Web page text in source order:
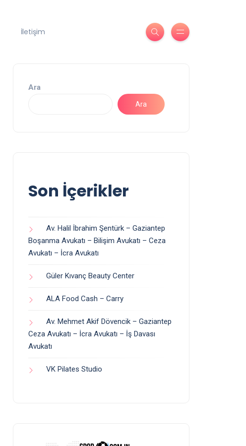
İletişim
Ara
Ara
Son İçerikler
Av. Halil İbrahim Şentürk – Gaziantep
Boşanma Avukatı – Bilişim Avukatı – Ceza
Avukatı – İcra Avukatı
Güler Kıvanç Beauty Center
ALA Food Cash – Carry
Av. Mehmet Akif Dövencik – Gaziantep
Ceza Avukatı – İcra Avukatı – İş Davası
Avukatı
VK Pilates Studio